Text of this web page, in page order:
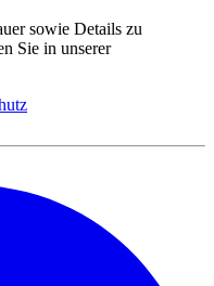
sowie Details zu
Sie in unserer